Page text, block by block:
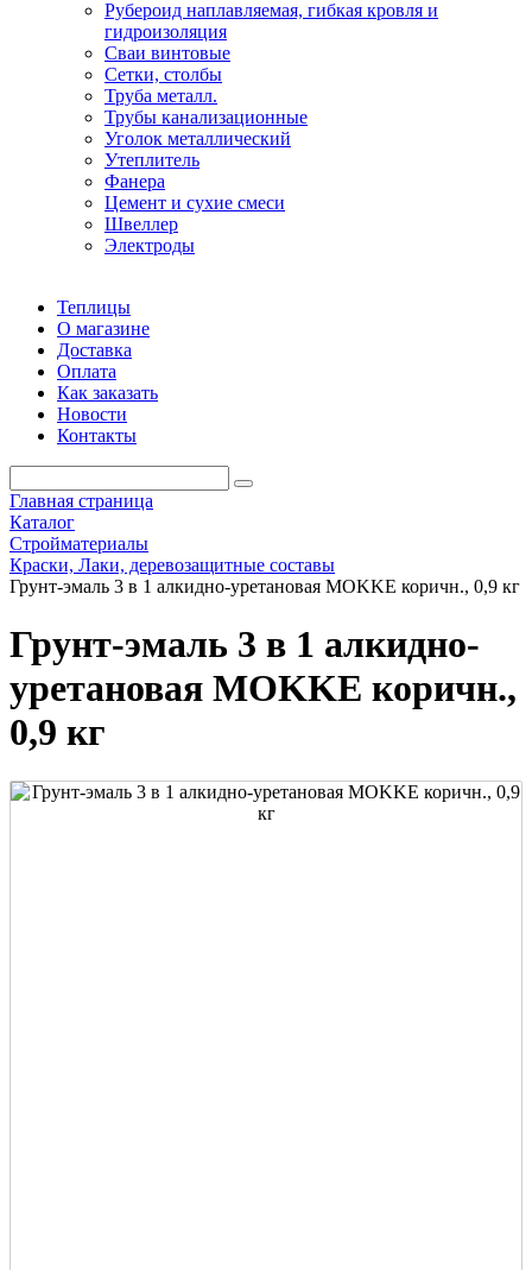
Рубероид наплавляемая, гибкая кровля и
гидроизоляция
Сваи винтовые
Сетки, столбы
Труба металл.
Трубы канализационные
Уголок металлический
Утеплитель
Фанера
Цемент и сухие смеси
Швеллер
Электроды
Теплицы
О магазине
Доставка
Оплата
Как заказать
Новости
Контакты
Главная страница
Каталог
Стройматериалы
Краски, Лаки, деревозащитные составы
Грунт-эмаль 3 в 1 алкидно-уретановая MOKKE коричн., 0,9 кг
Грунт-эмаль 3 в 1 алкидно-
уретановая MOKKE коричн.,
0,9 кг